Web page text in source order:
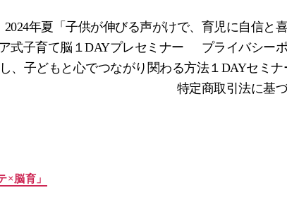
2024年夏「子供が伸びる声がけで、育児に自信と喜
式子育て脳１DAYプレセミナー
プライバシー
、子どもと心でつながり関わる方法１DAYセミナ
特定商取引法に基
×脳育」